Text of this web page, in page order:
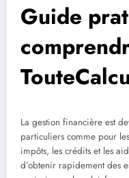
Guide
La gestion financière est
particuliers comme pour
impôts, les crédits et les
d’obtenir rapidement des